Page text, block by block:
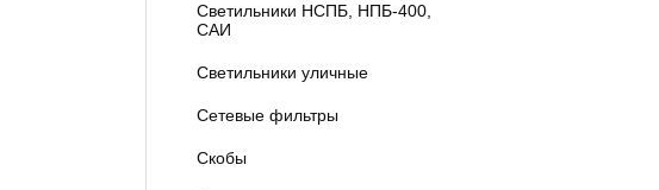
Светильники НСПБ, НПБ-400,
САИ
Светильники уличные
Сетевые фильтры
Скобы